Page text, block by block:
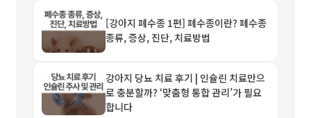
[강아지 폐수종 1편] 폐수종이란? 폐수종
종류, 증상, 진단, 치료방법
강아지 당뇨 치료 후기 | 인슐린 치료만으
로 충분할까? ‘맞춤형 통합 관리’가 필요
합니다